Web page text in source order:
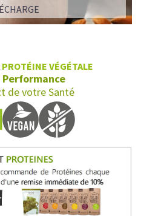
PROTÉINE VÉGÉTALE
de votre Santé